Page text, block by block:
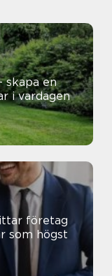
skapa en
i vardagen
som högst